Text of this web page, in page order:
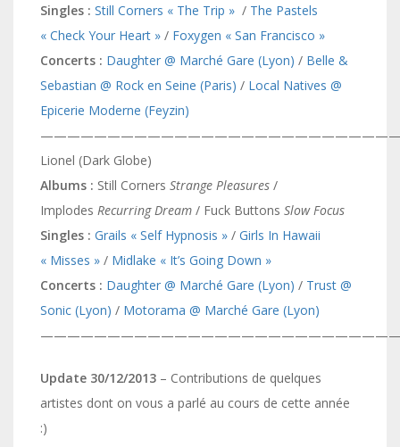
Singles : Still Corners « The Trip » / The Pastels
« Check Your Heart » / Foxygen « San Francisco »
Concerts : Daughter @ Marché Gare (Lyon) / Belle &
Sebastian @ Rock en Seine (Paris) / Local Natives @
Epicerie Moderne (Feyzin)
Lionel (Dark Globe)
Albums : Still Corners Strange Pleasures /
Implodes Recurring Dream / Fuck Buttons Slow Focus
Singles : Grails « Self Hypnosis » / Girls In Hawaii
« Misses » / Midlake « It’s Going Down »
Concerts : Daughter @ Marché Gare (Lyon) / Trust @
Sonic (Lyon) / Motorama @ Marché Gare (Lyon)
Update 30/12/2013 – Contributions de quelques
artistes dont on vous a parlé au cours de cette année
:)